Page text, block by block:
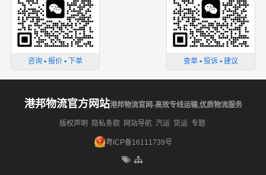
咨询 ▪ 报价 ▪ 下单 查单 ▪ 投诉 ▪ 建议
港邦物流官方网站港邦物流官网-高效专线运输,优质物流服务
版权声明 隐私条款 网站导航 汽运 货运 专题
粤ICP备16111739号